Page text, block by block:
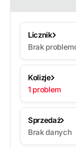
Licznik
Brak
Kolizje
1 problem
Sprzedaż
Brak danych